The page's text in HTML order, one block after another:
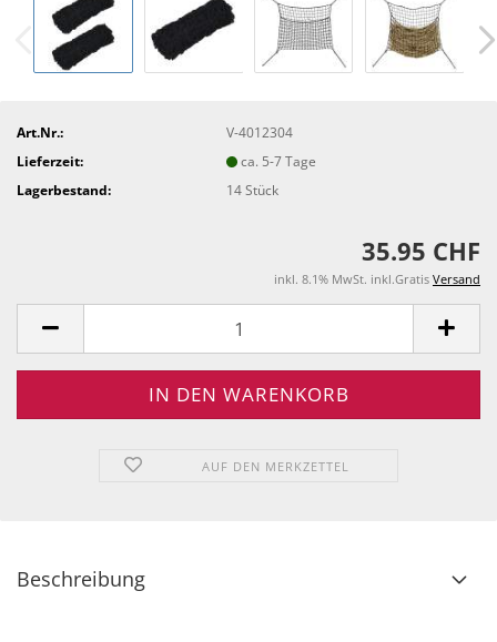
Art.Nr.:
V-4012304
Lieferzeit:
ca. 5-7 Tage
Lagerbestand:
14Stück
35.95 CHF
inkl. 8.1% MwSt. inkl.Gratis Versand
AUF DEN MERKZETTEL
Beschreibung